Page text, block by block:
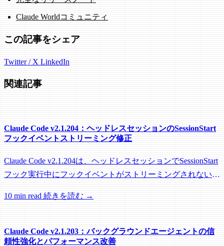
Claude Worldコミュニティ
この記事をシェア
Twitter / X LinkedIn
関連記事
Claude Code v2.1.204：ヘッドレスセッションのSessionStart
フックイベントストリーミング修正
Claude Code v2.1.204は、ヘッドレスセッションでSessionStart
フック実行中にフックイベントがストリーミングされない問
収されるのを防ぐメンテナンスリリースです。
10 min read 続きを読む →
Claude Code v2.1.203：バックグラウンドエージェントの信
頼性強化とパフォーマンス改善